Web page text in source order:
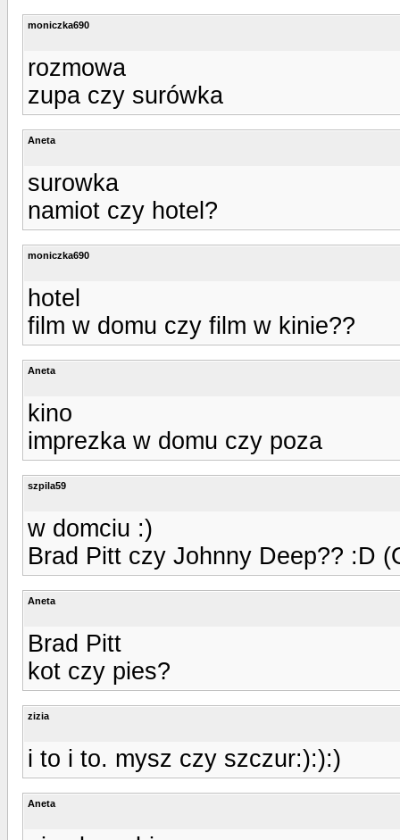
moniczka690
rozmowa
zupa czy surówka
Aneta
surowka
namiot czy hotel?
moniczka690
hotel
film w domu czy film w kinie??
Aneta
kino
imprezka w domu czy poza
szpila59
w domciu :)
Brad Pitt czy Johnny Deep?? :D
Aneta
Brad Pitt
kot czy pies?
zizia
i to i to. mysz czy szczur:):):)
Aneta